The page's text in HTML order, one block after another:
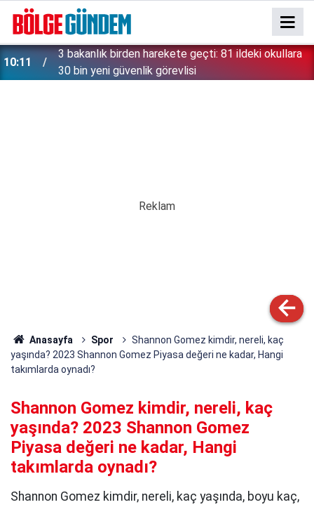
10:11
3 bakanlık birden harekete geçti: 81 ildeki okullara
30 bin yeni güvenlik görevlisi
Anasayfa Spor
Shannon Gomez kimdir, nereli, kaç
yaşında? 2023 Shannon Gomez Piyasa değeri ne kadar, Hangi
takımlarda oynadı?
Shannon Gomez kimdir, nereli, kaç
yaşında? 2023 Shannon Gomez
Piyasa değeri ne kadar, Hangi
takımlarda oynadı?
Shannon Gomez kimdir, nereli, kaç yaşında, boyu kaç,